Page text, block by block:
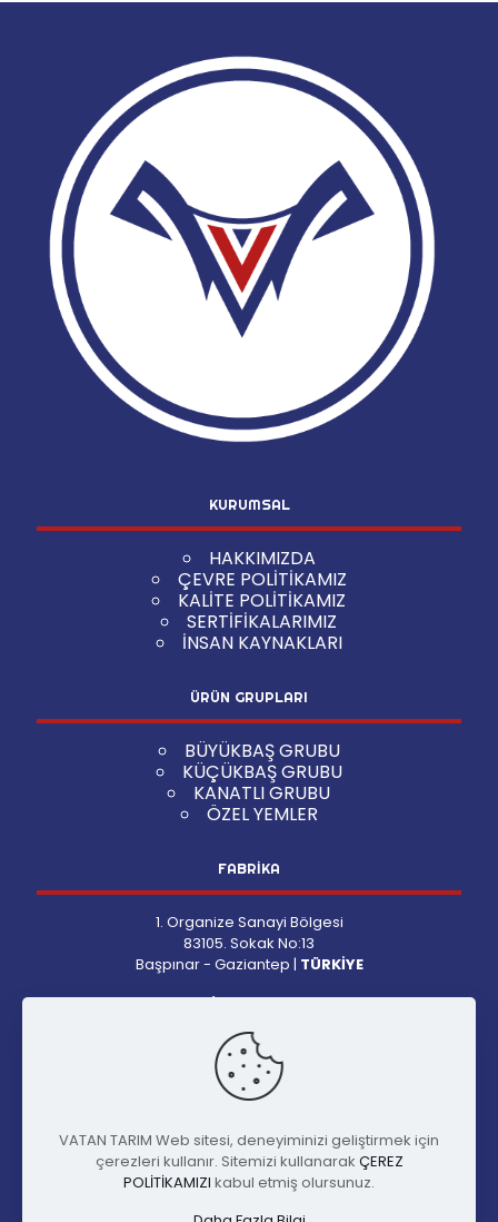
KURUMSAL
HAKKIMIZDA
ÇEVRE POLİTİKAMIZ
KALİTE POLİTİKAMIZ
SERTİFİKALARIMIZ
İNSAN KAYNAKLARI
ÜRÜN GRUPLARI
BÜYÜKBAŞ GRUBU
KÜÇÜKBAŞ GRUBU
KANATLI GRUBU
ÖZEL YEMLER
FABRİKA
1. Organize Sanayi Bölgesi
83105. Sokak No:13
Başpınar - Gaziantep | TÜRKİYE
Pazartesi-Cuma:09:00-18:00
İLETİŞİM
Telefon: +90 342 337 51 51
Faks: +90 342 337 51 54
Mail: info@vatantarim.com
VATAN TARIM Web sitesi, deneyiminizi geliştirmek için
çerezleri kullanır. Sitemizi kullanarak ÇEREZ
POLİTİKAMIZI kabul etmiş olursunuz.